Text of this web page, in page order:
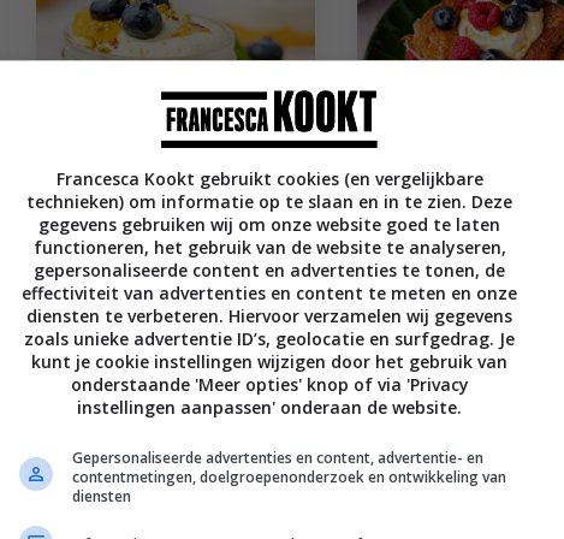
Lemon curd mousse
met blauwe bessen
en pistache
Brunch recepten
Brioche
wentelteefjes met
lemon curd room
min Brunch recepten
Francesca Kookt gebruikt cookies (en vergelijkbare
technieken) om informatie op te slaan en in te zien. Deze
gegevens gebruiken wij om onze website goed te laten
functioneren, het gebruik van de website te analyseren,
gepersonaliseerde content en advertenties te tonen, de
effectiviteit van advertenties en content te meten en onze
diensten te verbeteren. Hiervoor verzamelen wij gegevens
zoals unieke advertentie ID’s, geolocatie en surfgedrag. Je
kunt je cookie instellingen wijzigen door het gebruik van
onderstaande 'Meer opties' knop of via 'Privacy
instellingen aanpassen' onderaan de website.
Gepersonaliseerde advertenties en content, advertentie- en
contentmetingen, doelgroepenonderzoek en ontwikkeling van
diensten